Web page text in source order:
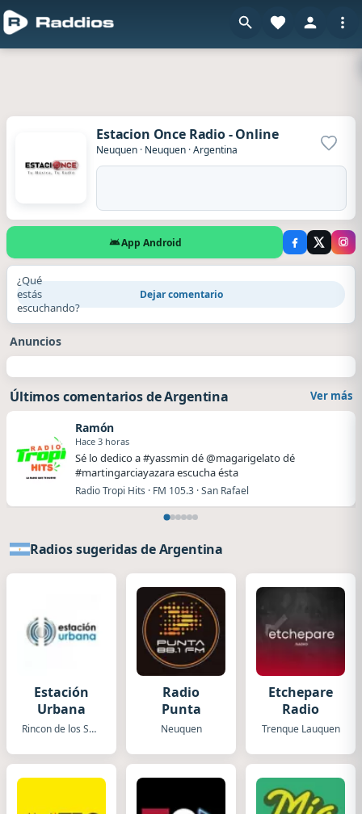
Estacion Once Radio - Online
Neuquen · Neuquen ·Argentina
App Android
¿Qué
estás
escuchando?
Dejar comentario
Anuncios
Últimos comentarios de Argentina Ver más
Ramón
Hace 3 horas
Sé lo dedico a #yassmin dé @magarigelato dé
#martingarciayazara escucha ésta
Radio Tropi Hits · FM 105.3 · San Rafael
Radios sugeridas de Argentina
Estación
Urbana
Rincon de los Sauces
Radio
Punta
Neuquen
Etchepare
Radio
Trenque Lauquen